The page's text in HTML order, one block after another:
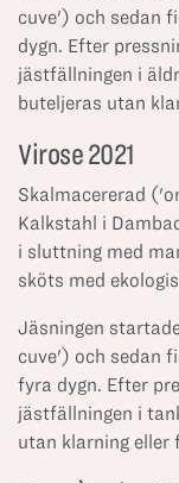
cuve') och sedan
dygn. Efter
jästfällningen i
buteljeras utan
Virose 2021
Skalmacererad
Kalkstahl i
i sluttning med
sköts med
Jäsningen
cuve') och sedan
fyra dygn. Efter
jästfällningen i
utan klarning eller